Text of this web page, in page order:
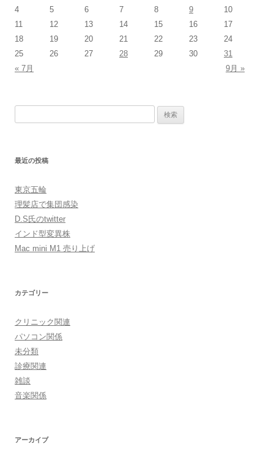
4
5 6 7 8 9
10
11
12 13 14 15 16
17
18
19 20 21 22 23
24
25
26 27 28 29 30
31
« 7月
9月 »
最近の投稿
東京五輪
理髪店で集団感染
D.S氏のtwitter
インド型変異株
Mac mini M1 売り上げ
カテゴリー
クリニック関連
パソコン関係
未分類
診療関連
雑談
音楽関係
アーカイブ